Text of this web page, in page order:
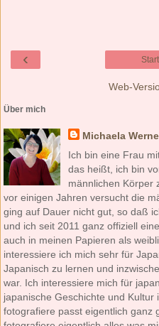
‹
Web-
Über mich
Michaela
Ich bin eine Frau
das heißt, ich bin
männlichen Körper
vor einigen Jahren versucht die
ging auf Dauer nicht gut, so daß
und ich seit 2011 ganz offiziell
auch in meinen Papieren als
interessiere ich mich sehr für
Japanisch zu lernen und
war. Ich interessiere mich für
japanische Geschichte und
fotografiere passt eigentlich ganz